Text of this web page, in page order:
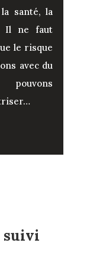
santé, la
Il ne faut
le risque
avec du
suivi